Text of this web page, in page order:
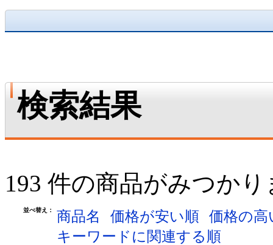
検索結果
193 件の商品がみつか
並べ替え： 商品名 価格が安い順 価格の
キーワードに関連する順